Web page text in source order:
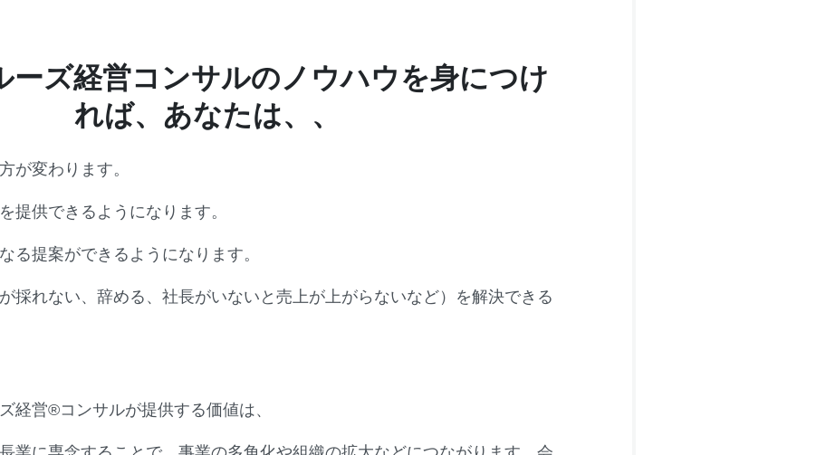
ーズ経営コンサルのノウハウを身につけ
れば、あなたは、、
が変わります。
提供できるようになります。
る提案ができるようになります。
採れない、辞める、社長がいないと売上が上がらないなど）を解決できる
経営®︎コンサルが提供する価値は、